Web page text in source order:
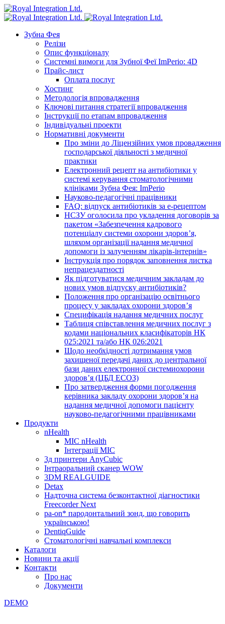
Зубна Фея
Релізи
Опис функціоналу
Системні вимоги для Зубної Феї ImPerio: 4D
Прайс-лист
Оплата послуг
Хостинг
Методологія впровадження
Ключові питання стратегії впровадження
Інструкції по етапам впровадження
Індивідуальні проекти
Нормативні документи
Про зміни до Ліцензійних умов провадження
господарської діяльності з медичної
практики
Електронний рецепт на антибіотики у
системі керування стоматологічними
клініками Зубна Фея: ImPerio
Науково-педагогічні працівники
FAQ: відпуск антибіотиків за е-рецептом
НСЗУ оголосила про укладення договорів за
пакетом «Забезпечення кадрового
потенціалу системи охорони здоров’я,
шляхом організації надання медичної
допомоги із залученням лікарів-інтернів»
Інструкція про порядок заповнення листка
непрацездатності
Як підготуватися медичним закладам до
нових умов відпуску антибіотиків?
Положення про організацію освітнього
процесу у закладах охорони здоров’я
Специфікація надання медичних послуг
Таблиця співставлення медичних послуг з
кодами національних класифікаторів НК
025:2021 та/або НК 026:2021
Щодо необхідності дотримання умов
захищеної передачі даних до центральної
бази даних електронної системиохорони
здоров’я (ЦБД ЕСОЗ)
Про затвердження форми погодження
керівника закладу охорони здоров’я на
надання медичної допомоги пацієнту
науково-педагогічними працівниками
Продукти
nHealth
МІС nHealth
Інтеграції МІС
3д принтери AnyCubic
Інтраоральний сканер WOW
3DM REALGUIDE
Detax
Надточна система безконтактної діагностики
Freecorder Next
pa-on* пародонтальний зонд, що говорить
українською!
DentiqGuide
Стоматологічні навчальні комплекси
Каталоги
Новини та акції
Контакти
Про нас
Документи
DEMO